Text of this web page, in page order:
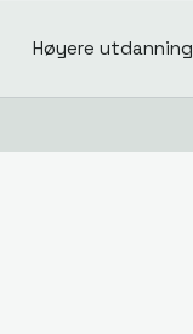
Høyere utdanning